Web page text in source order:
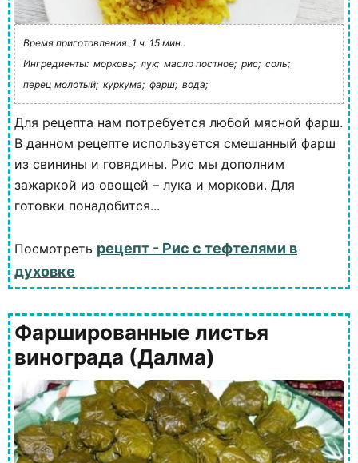
Время приготовления: 1 ч. 15 мин..
Ингредиенты: морковь; лук; масло постное; рис; соль;
перец молотый; куркума; фарш; вода;
Для рецепта нам потребуется любой мясной фарш.
В данном рецепте используется смешанный фарш
из свинины и говядины. Рис мы дополним
зажаркой из овощей – лука и моркови. Для
готовки понадобится...
Посмотреть рецепт - Рис с тефтелями в
духовке
Фаршированные листья
винограда (Далма)